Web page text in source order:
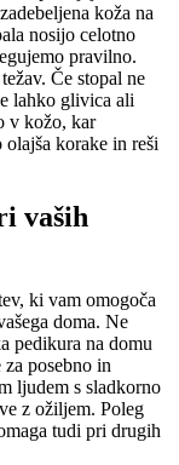
koža na
nosijo celotno
pravilno.
Če stopal ne
lahko glivica ali
v kožo, kar
korake in reši
vaših
ki vam omogoča
doma. Ne
pedikura na domu
posebno in
ljudem s sladkorno
z ožiljem. Poleg
tudi pri drugih